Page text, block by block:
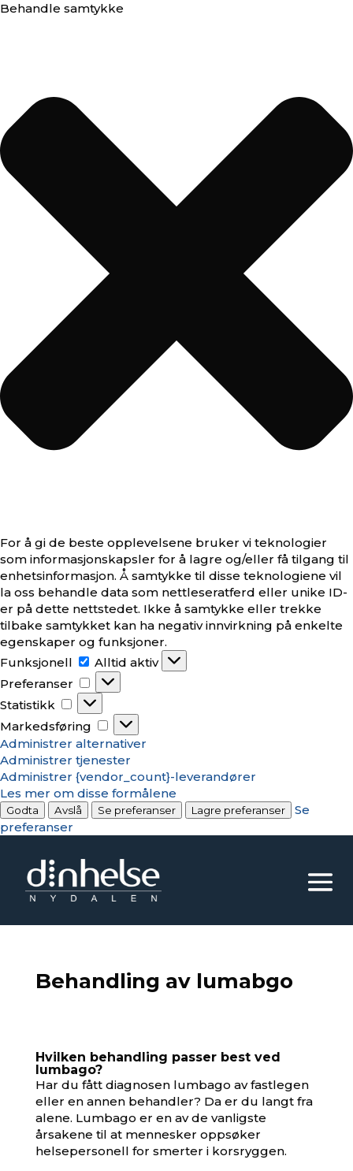
Behandle samtykke
For å gi de beste opplevelsene bruker vi teknologier
som informasjonskapsler for å lagre og/eller få tilgang til
enhetsinformasjon. Å samtykke til disse teknologiene vil
la oss behandle data som nettleseratferd eller unike ID-
er på dette nettstedet. Ikke å samtykke eller trekke
tilbake samtykket kan ha negativ innvirkning på enkelte
egenskaper og funksjoner.
Funksjonell
Funksjonell
Alltid aktiv
Preferanser
Preferanser
Statistikk
Statistikk
Markedsføring
Markedsføring
Administrer alternativer
Administrer tjenester
Administrer {vendor_count}-leverandører
Les mer om disse formålene
Godta Avslå Se preferanser Lagre preferanser
Se
preferanser
Behandling av lumabgo
Hvilken behandling passer best ved
lumbago?
Har du fått diagnosen lumbago av fastlegen
eller en annen behandler? Da er du langt fra
alene. Lumbago er en av de vanligste
årsakene til at mennesker oppsøker
helsepersonell for smerter i korsryggen.